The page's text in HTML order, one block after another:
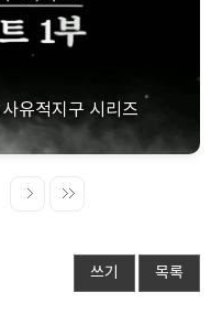
유적지구 시리즈
쓰기 목록